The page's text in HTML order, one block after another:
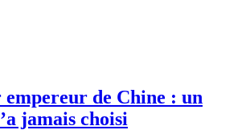
de Chine : un
jamais choisi